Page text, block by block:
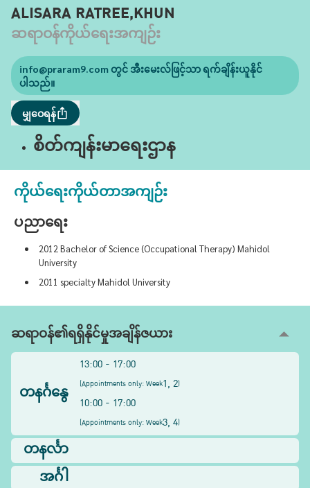
ALISARA RATREE,KHUN
ဆရာဝန်ကိုယ်ရေးအကျဉ်း
info@praram9.comတွင် အီးမေးလ်ဖြင့်သာ ရက်ချိန်းယူနိုင်
ပါသည်။
မျှဝေရန်
စိတ်ကျန်းမာရေးဌာန
ကိုယ်ရေးကိုယ်တာအကျဉ်း
ပညာရေး
2012 Bachelor of Science (Occupational Therapy) Mahidol
University
2011 specialty Mahidol University
ဆရာဝန်၏ရရှိနိုင်မှုအချိန်ဇယား
တနင်္ဂနွေ
13:00 - 17:00
(Appointments only: Week1, 2)
10:00 - 17:00
(Appointments only: Week3, 4)
တနင်္လာ
အင်္ဂါ